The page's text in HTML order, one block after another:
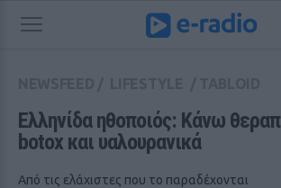
Ελληνίδα ηθοποιός: Κάνω
botox και υαλουρανικά
Από τις ελάχιστες που το παραδέχονται